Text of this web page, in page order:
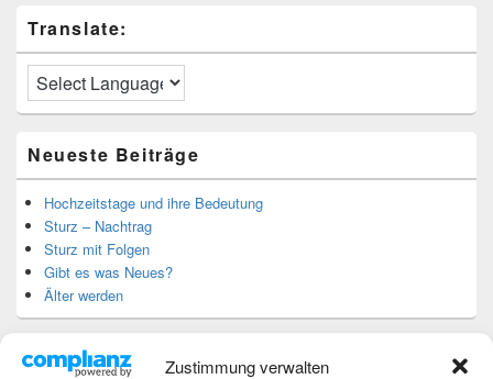
Zustimmung verwalten
Translate:
Neueste Beiträge
Hochzeitstage und ihre Bedeutung
Sturz – Nachtrag
Sturz mit Folgen
Gibt es was Neues?
Älter werden
Kategorien